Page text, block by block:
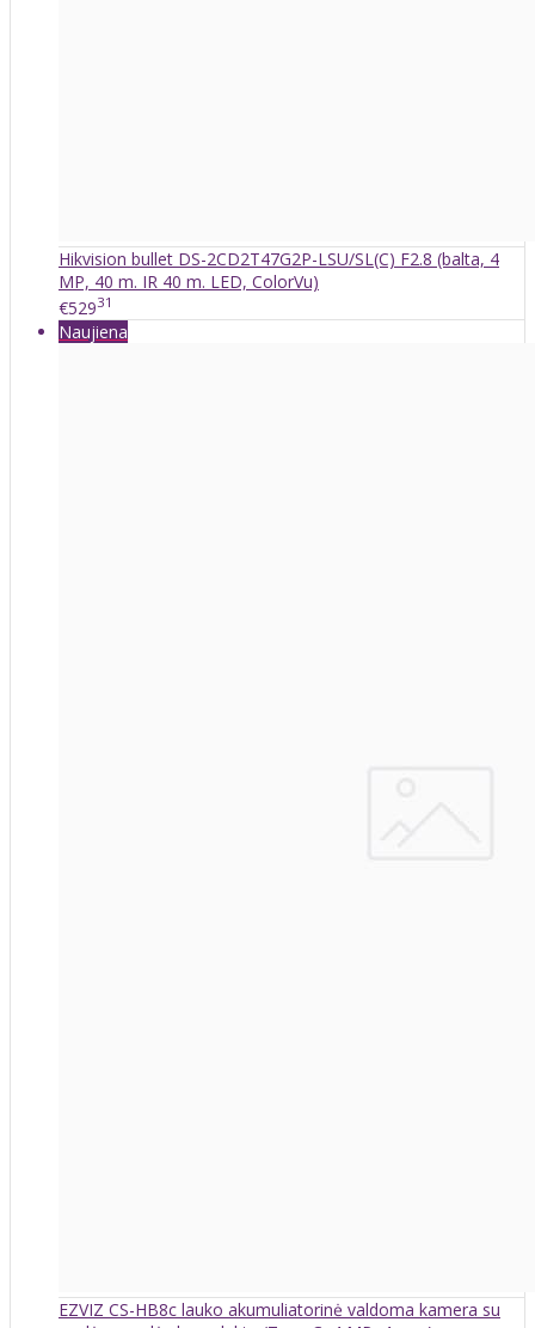
Hikvision bullet DS-2CD2T47G2P-LSU/SL(C) F2.8 (balta, 4
MP, 40 m. IR 40 m. LED, ColorVu)
€52931
Naujiena
EZVIZ CS-HB8c lauko akumuliatorinė valdoma kamera su